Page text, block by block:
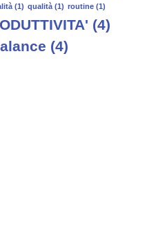
(1) qualità (1) routine (1)
(4)
(4)